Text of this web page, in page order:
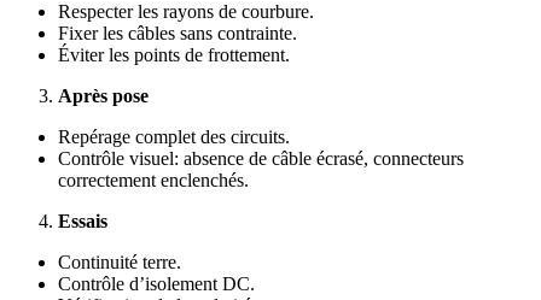
Respecter les rayons de courbure.
Fixer les câbles sans contrainte.
Éviter les points de frottement.
Après pose
Repérage complet des circuits.
Contrôle visuel: absence de câble écrasé, connecteurs
correctement enclenchés.
Essais
Continuité terre.
Contrôle d’isolement DC.